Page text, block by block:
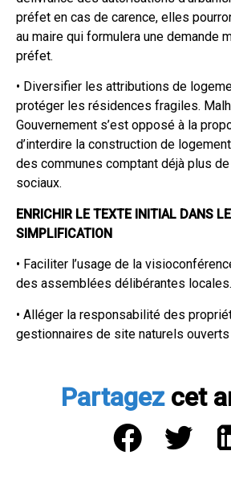
préfet en cas de carence, elles
au maire qui formulera une demande
préfet.
• Diversifier les attributions de
protéger les résidences fragiles.
Gouvernement s’est opposé à la
d’interdire la construction de
des communes comptant déjà plus
sociaux.
ENRICHIR LE TEXTE INITIAL DANS
SIMPLIFICATION
• Faciliter l’usage de la
des assemblées délibérantes locales.
• Alléger la responsabilité des
gestionnaires de site naturels ouverts
Partagezcet